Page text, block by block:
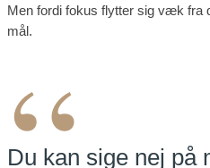
Men fordi fokus flytter sig væk fra
mål.
Du kan sige nej på